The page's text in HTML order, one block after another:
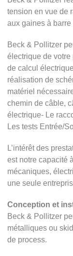
tension en vue de
aux gaines à barre
Beck & Pollitzer
électrique de
de calcul
réalisation de
matériel
chemin de câble,
électrique- Le
Les tests Entrée/
L’intérêt des
est notre capacité
mécaniques,
une seule
Conception et
Beck & Pollitzer
métalliques ou
de process.